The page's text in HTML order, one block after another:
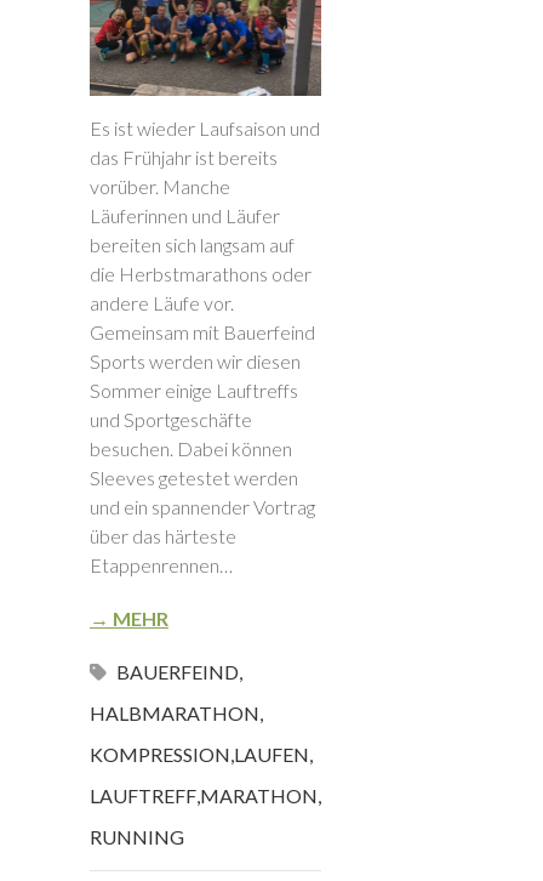
Es ist wieder Laufsaison und
das Frühjahr ist bereits
vorüber. Manche
Läuferinnen und Läufer
bereiten sich langsam auf
die Herbstmarathons oder
andere Läufe vor.
Gemeinsam mit Bauerfeind
Sports werden wir diesen
Sommer einige Lauftreffs
und Sportgeschäfte
besuchen. Dabei können
Sleeves getestet werden
und ein spannender Vortrag
über das härteste
Etappenrennen…
→ MEHR
BAUERFEIND
HALBMARATHON
KOMPRESSION LAUFEN
LAUFTREFF MARATHON
RUNNING